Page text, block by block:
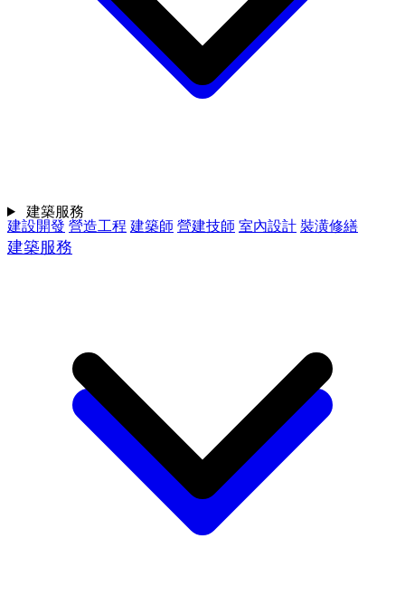
建設開發 營造工程 建築師 營建技師 室內設計 裝潢修繕
建築服務
建築服務